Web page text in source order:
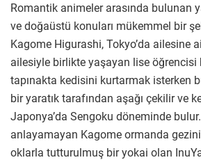
Romantik animeler arasında bulunan
ve doğaüstü konuları mükemmel bir
Kagome Higurashi, Tokyo’da ailesine
ailesiyle birlikte yaşayan lise öğrencisi
tapınakta kedisini kurtarmak isterken
bir yaratık tarafından aşağı çekilir ve
Japonya’da Sengoku döneminde
anlayamayan Kagome ormanda
oklarla tutturulmuş bir yokai olan